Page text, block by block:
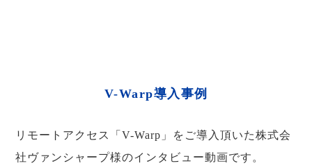
V-Warp導入事例
リモートアクセス「V-Warp」をご導入頂いた株式会
社ヴァンシャープ様のインタビュー動画です。